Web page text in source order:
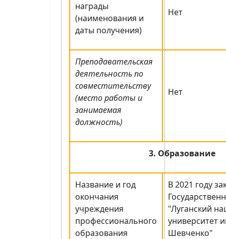
награды
(наименования и
даты получения)
Нет
Преподавательская
деятельность по
совместительству
(место работы и
занимаемая
должность)
Нет
3. Образование
Название и год
окончания
учреждения
профессионального
образования
В 2021 году
"Луганский
университет
Шевченко"